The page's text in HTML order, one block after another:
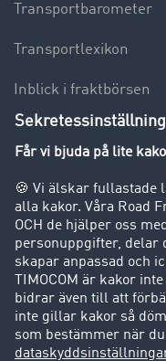
Transportbarometer
Transportlexikon
Inblick i fraktbörsen
Körförbud för lastbilar
Företag
Kunder värvar kunder
Success Stories
Support
Support